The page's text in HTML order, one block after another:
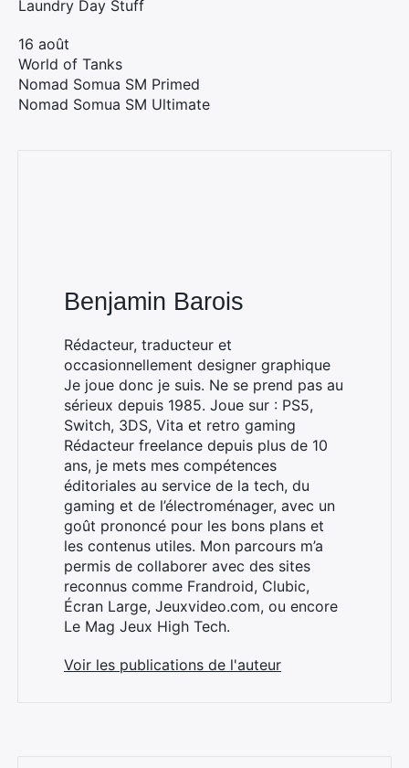
Laundry Day Stuff
16 août
World of Tanks
Nomad Somua SM Primed
Nomad Somua SM Ultimate
Benjamin Barois
Rédacteur, traducteur et
occasionnellement designer graphique
Je joue donc je suis. Ne se prend pas au
sérieux depuis 1985. Joue sur : PS5,
Switch, 3DS, Vita et retro gaming
Rédacteur freelance depuis plus de 10
ans, je mets mes compétences
éditoriales au service de la tech, du
gaming et de l’électroménager, avec un
goût prononcé pour les bons plans et
les contenus utiles. Mon parcours m’a
permis de collaborer avec des sites
reconnus comme Frandroid, Clubic,
Écran Large, Jeuxvideo.com, ou encore
Le Mag Jeux High Tech.
Voir les publications de l'auteur